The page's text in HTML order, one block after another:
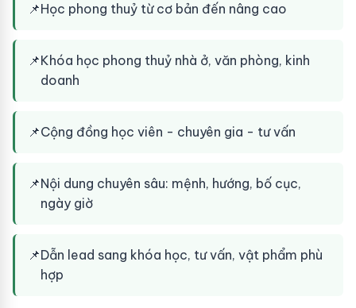
📌Học phong thuỷ từ cơ bản đến nâng cao
📌Khóa học phong thuỷ nhà ở, văn phòng, kinh
doanh
📌Cộng đồng học viên - chuyên gia - tư vấn
📌Nội dung chuyên sâu: mệnh, hướng, bố cục,
ngày giờ
📌Dẫn lead sang khóa học, tư vấn, vật phẩm phù
hợp